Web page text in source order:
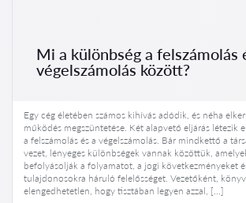
Mi a különbség a felszámolás
végelszámolás között?
Egy cég életében számos kihívás adódik, és néha
működés megszüntetése. Két alapvető eljárás létezik
a felszámolás és a végelszámolás. Bár mindkettő a
vezet, lényeges különbségek vannak közöttük,
befolyásolják a folyamatot, a jogi következményeket
tulajdonosokra háruló felelősséget. Vezetőként,
elengedhetetlen, hogy tisztában legyen azzal, […]